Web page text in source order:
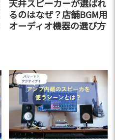
天井スピーカーが選ばれ
るのはなぜ？店舗BGM用
オーディオ機器の選び方